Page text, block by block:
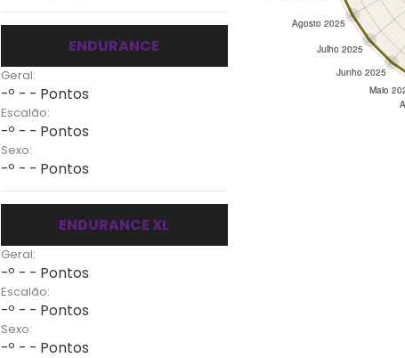
ENDURANCE
Geral:
-º - - Pontos
Escalão:
-º - - Pontos
Sexo:
-º - - Pontos
ENDURANCE XL
Geral:
-º - - Pontos
Escalão:
-º - - Pontos
Sexo:
-º - - Pontos